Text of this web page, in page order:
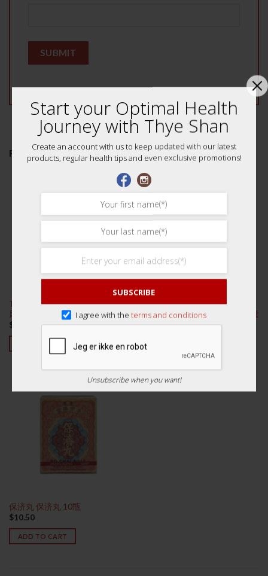
FREQUENTLY BOUGHT TOGETHER
Teck Aun ‘Chi-Kit’ Pills 12s 德安
风痧救急丸
$
Liver Health Capsules 60s
(Nature’s Green) 绿叶牌肝宝胶囊
$30.00
保济丸 保济丸 10瓶
$10.50
ADD TO CART
Start your Optimal Health
Journey with Thye Shan
Create an account with us to keep updated with our latest
products, regular health tips and even exclusive promotions!
SUBSCRIBE
I agree with the terms and conditions
Unsubscribe when you want!